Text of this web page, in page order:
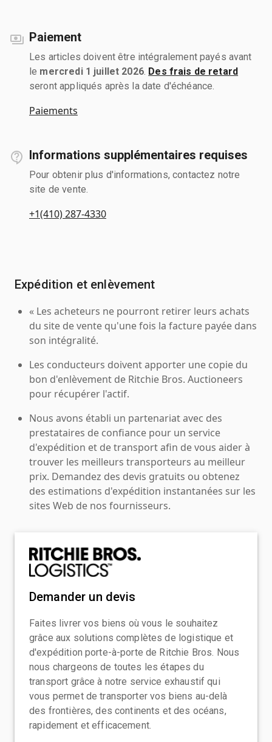
Paiement
Les articles doivent être intégralement payés avant
le mercredi 1 juillet 2026. Des frais de retard
seront appliqués après la date d'échéance.
Paiements
Informations supplémentaires requises
Pour obtenir plus d'informations, contactez notre
site de vente.
+1(410) 287-4330
Expédition et enlèvement
« Les acheteurs ne pourront retirer leurs achats
du site de vente qu'une fois la facture payée dans
son intégralité.
Les conducteurs doivent apporter une copie du
bon d'enlèvement de Ritchie Bros. Auctioneers
pour récupérer l'actif.
Nous avons établi un partenariat avec des
prestataires de confiance pour un service
d'expédition et de transport afin de vous aider à
trouver les meilleurs transporteurs au meilleur
prix. Demandez des devis gratuits ou obtenez
des estimations d'expédition instantanées sur les
sites Web de nos fournisseurs.
Demander un devis
Faites livrer vos biens où vous le souhaitez
grâce aux solutions complètes de logistique et
d'expédition porte-à-porte de Ritchie Bros. Nous
nous chargeons de toutes les étapes du
transport grâce à notre service exhaustif qui
vous permet de transporter vos biens au-delà
des frontières, des continents et des océans,
rapidement et efficacement.